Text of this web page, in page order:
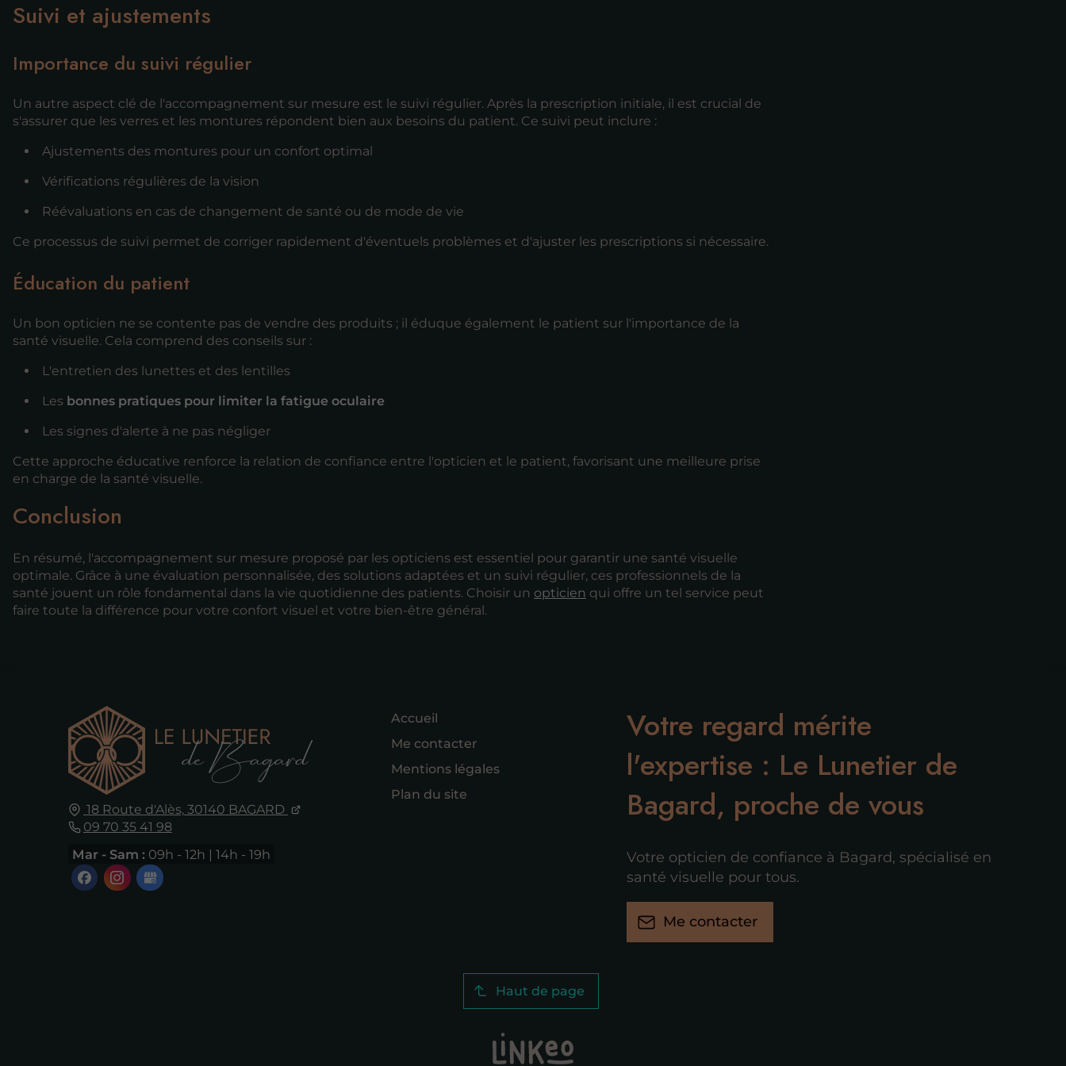
Suivi et ajustements
Importance du suivi régulier
Un autre aspect clé de l'accompagnement sur mesure est le suivi régulier. Après la prescription initiale, il est crucial de
s'assurer que les verres et les montures répondent bien aux besoins du patient. Ce suivi peut inclure :
Ajustements des montures pour un confort optimal
Vérifications régulières de la vision
Réévaluations en cas de changement de santé ou de mode de vie
Ce processus de suivi permet de corriger rapidement d'éventuels problèmes et d'ajuster les prescriptions si nécessaire.
Éducation du patient
Un bon opticien ne se contente pas de vendre des produits ; il éduque également le patient sur l'importance de la
santé visuelle. Cela comprend des conseils sur :
L'entretien des lunettes et des lentilles
Les bonnes pratiques pour limiter la fatigue oculaire
Les signes d'alerte à ne pas négliger
Cette approche éducative renforce la relation de confiance entre l'opticien et le patient, favorisant une meilleure prise
en charge de la santé visuelle.
Conclusion
En résumé, l'accompagnement sur mesure proposé par les opticiens est essentiel pour garantir une santé visuelle
optimale. Grâce à une évaluation personnalisée, des solutions adaptées et un suivi régulier, ces professionnels de la
santé jouent un rôle fondamental dans la vie quotidienne des patients. Choisir un opticien qui offre un tel service peut
faire toute la différence pour votre confort visuel et votre bien-être général.
18 Route d'Alès, 30140 BAGARD
09 70 35 41 98
Mar - Sam : 09h - 12h | 14h - 19h
Accueil
Me contacter
Mentions légales
Plan du site
Votre regard mérite
l'expertise : Le Lunetier de
Bagard, proche de vous
Votre opticien de confiance à Bagard, spécialisé en
santé visuelle pour tous.
Me contacter
Haut de page